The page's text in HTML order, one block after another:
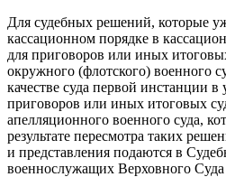
Для судебных решений, которые
кассационном порядке в
для приговоров или иных
окружного (флотского) военного
качестве суда первой инстанции в
приговоров или иных итоговых
апелляционного военного суда,
результате пересмотра таких
и представления подаются в
военнослужащих Верховного